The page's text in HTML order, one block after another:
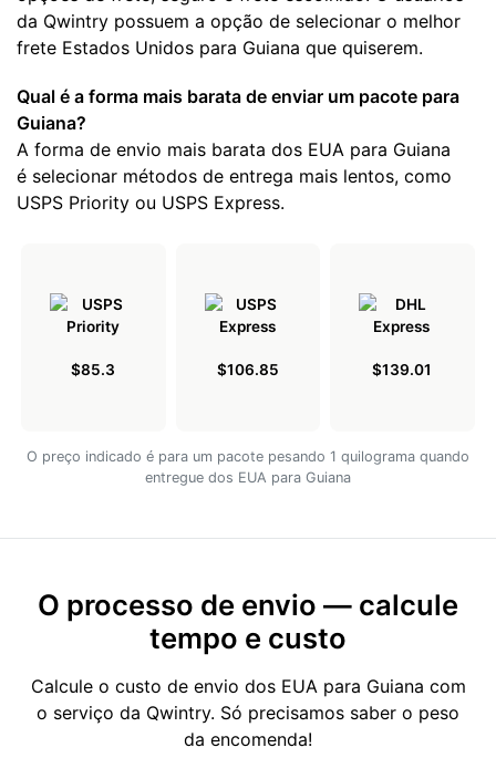
da Qwintry possuem a opção de selecionar o melhor
frete Estados Unidos para Guiana que quiserem.
Qual é a forma mais barata de enviar um pacote para
Guiana?
A forma de envio mais barata dos EUA para Guiana
é selecionar métodos de entrega mais lentos, como
USPS Priority ou USPS Express.
$85.3 $106.85 $139.01
O preço indicado é para um pacote pesando 1 quilograma quando
entregue dos EUA para Guiana
O processo de envio — calcule
tempo e custo
Calcule o custo de envio dos EUA para Guiana com
o serviço da Qwintry. Só precisamos saber o peso
da encomenda!